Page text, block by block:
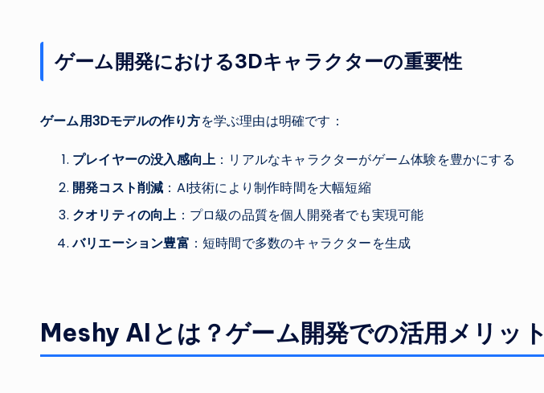
ゲーム開発における3Dキャラクターの重要性
ゲーム用3Dモデルの作り方を学ぶ理由は明確です：
プレイヤーの没入感向上 ：リアルなキャラクターがゲーム体験を豊かにする
開発コスト削減 ：AI技術により制作時間を大幅短縮
クオリティの向上 ：プロ級の品質を個人開発者でも実現可能
バリエーション豊富 ：短時間で多数のキャラクターを生成
Meshy AIとは？ゲーム開発での活用メリット